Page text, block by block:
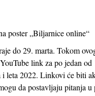
poster „Biljarnice online“
do 29. marta. Tokom
link za po jedan
leta 2022. Linkovi će biti
da postavljaju pitanja